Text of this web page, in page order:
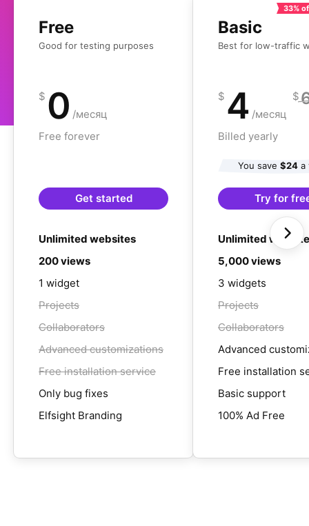
Free
Good for testing purposes
$ 0 /месяц
Free forever
Get started
Unlimited websites
200 views
1 widget
Projects
Collaborators
Advanced customizations
Free installation service
Only bug fixes
Elfsight Branding
Basic
Best for low-traffic
33%
$ 4 /месяц
$
Billed yearly
You save $24a
Try for
Unlimited
5,000 views
3 widgets
Projects
Collaborators
Advanced
Free installation
Basic support
100% Ad Free